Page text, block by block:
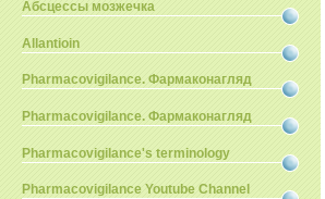
Абсцессы мозжечка
Allantioin
Pharmacovigilance. Фармаконагляд
Pharmacovigilance. Фармаконагляд
Pharmacovigilance's terminology
Pharmacovigilance Youtube Channel